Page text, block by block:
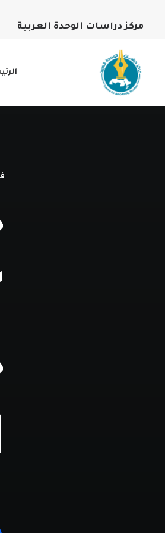
مركز دراسات الوحدة العربية